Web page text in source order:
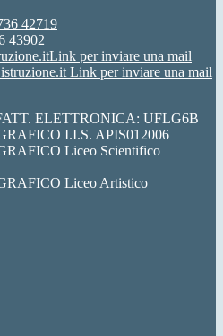
42719
43902
Link per inviare una mail
Link per inviare una mail
ELETTRONICA: UFLG6B
I.I.S. APIS012006
Liceo Scientifico
Liceo Artistico